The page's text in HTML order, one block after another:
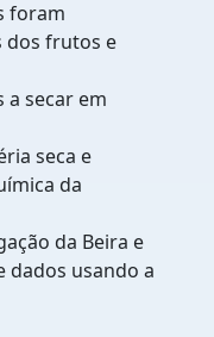
foram
dos frutos e
secar em
seca e
da
da Beira e
dados usando a